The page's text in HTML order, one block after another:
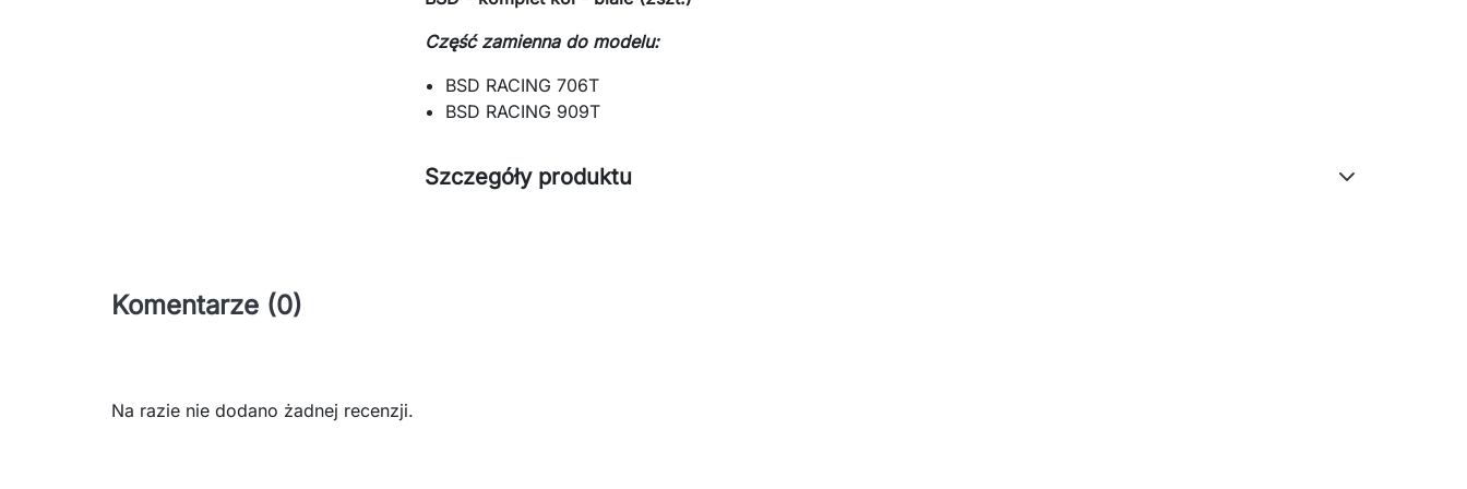
Część zamienna do modelu:
BSD RACING 706T
BSD RACING 909T
Szczegóły produktu
Komentarze (0)
Na razie nie dodano żadnej recenzji.